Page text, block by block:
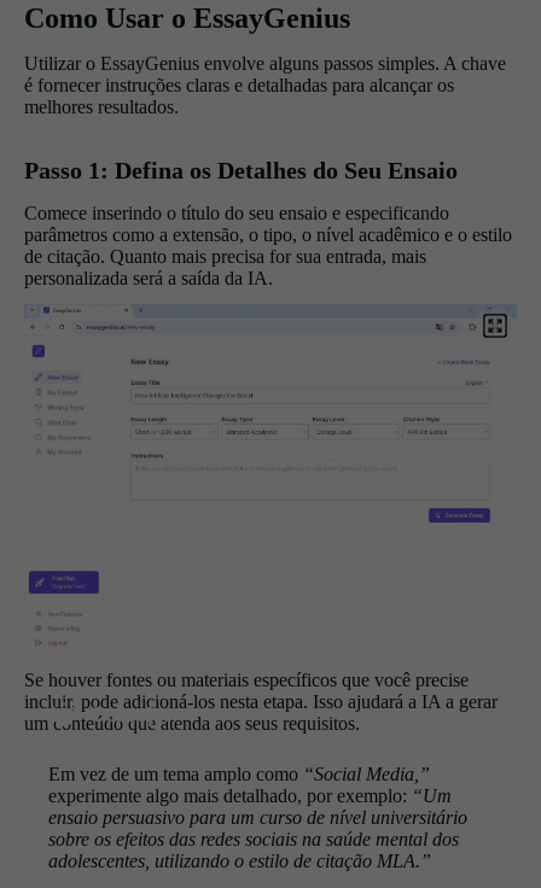
Como Usar o EssayGenius
Utilizar o EssayGenius envolve alguns passos simples. A chave
é fornecer instruções claras e detalhadas para alcançar os
melhores resultados.
Passo 1: Defina os Detalhes do Seu Ensaio
Comece inserindo o título do seu ensaio e especificando
parâmetros como a extensão, o tipo, o nível acadêmico e o estilo
de citação. Quanto mais precisa for sua entrada, mais
personalizada será a saída da IA.
Se houver fontes ou materiais específicos que você precise
incluir, pode adicioná-los nesta etapa. Isso ajudará a IA a gerar
um conteúdo que atenda aos seus requisitos.
Em vez de um tema amplo como “Social Media,”
experimente algo mais detalhado, por exemplo: “Um
ensaio persuasivo para um curso de nível universitário
sobre os efeitos das redes sociais na saúde mental dos
adolescentes, utilizando o estilo de citação MLA.”